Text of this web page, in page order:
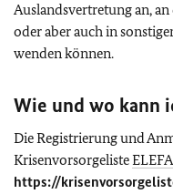
Auslandsvertretung an,
oder aber auch in
wenden können.
Wie und wo kann
Die Registrierung und
Krisenvorsorgeliste
https://